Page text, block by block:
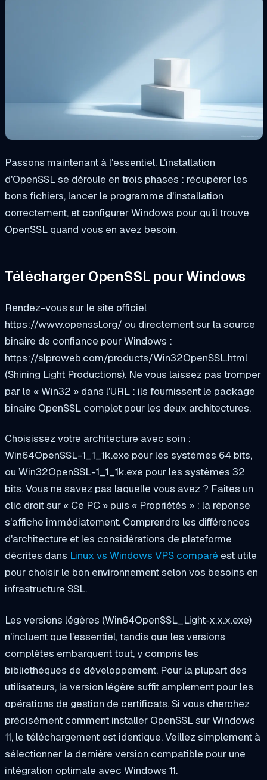
Passons maintenant à l'essentiel. L'installation
d'OpenSSL se déroule en trois phases : récupérer les
bons fichiers, lancer le programme d'installation
correctement, et configurer Windows pour qu'il trouve
OpenSSL quand vous en avez besoin.
Télécharger OpenSSL pour Windows
Rendez-vous sur le site officiel
https://www.openssl.org/ ou directement sur la source
binaire de confiance pour Windows :
https://slproweb.com/products/Win32OpenSSL.html
(Shining Light Productions). Ne vous laissez pas tromper
par le « Win32 » dans l'URL : ils fournissent le package
binaire OpenSSL complet pour les deux architectures.
Choisissez votre architecture avec soin :
Win64OpenSSL-1_1_1k.exe pour les systèmes 64 bits,
ou Win32OpenSSL-1_1_1k.exe pour les systèmes 32
bits. Vous ne savez pas laquelle vous avez ? Faites un
clic droit sur « Ce PC » puis « Propriétés » : la réponse
s'affiche immédiatement. Comprendre les différences
d'architecture et les considérations de plateforme
décrites dans Linux vs Windows VPS comparé est utile
pour choisir le bon environnement selon vos besoins en
infrastructure SSL.
Les versions légères (Win64OpenSSL_Light-x.x.x.exe)
n'incluent que l'essentiel, tandis que les versions
complètes embarquent tout, y compris les
bibliothèques de développement. Pour la plupart des
utilisateurs, la version légère suffit amplement pour les
opérations de gestion de certificats. Si vous cherchez
précisément comment installer OpenSSL sur Windows
11, le téléchargement est identique. Veillez simplement à
sélectionner la dernière version compatible pour une
intégration optimale avec Windows 11.